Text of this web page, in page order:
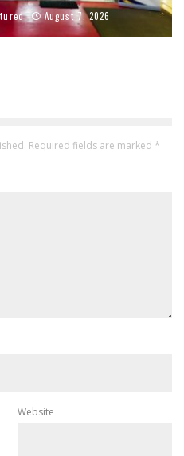
August 7, 2026
Required fields are marked *
Website